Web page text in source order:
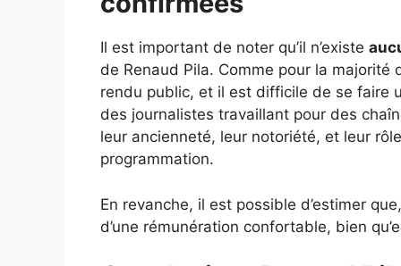
Il est important de noter qu’il n’existe
de Renaud Pila. Comme pour la majorité
rendu public, et il est difficile de se faire
des journalistes travaillant pour des
leur ancienneté, leur notoriété, et leur
programmation.
En revanche, il est possible d’estimer
d’une rémunération confortable, bien